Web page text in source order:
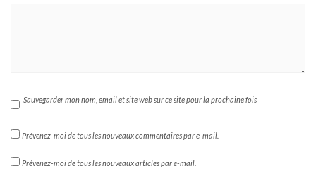
Sauvegarder mon nom, email et site web sur ce site pour la prochaine fois
Prévenez-moi de tous les nouveaux commentaires par e-mail.
Prévenez-moi de tous les nouveaux articles par e-mail.